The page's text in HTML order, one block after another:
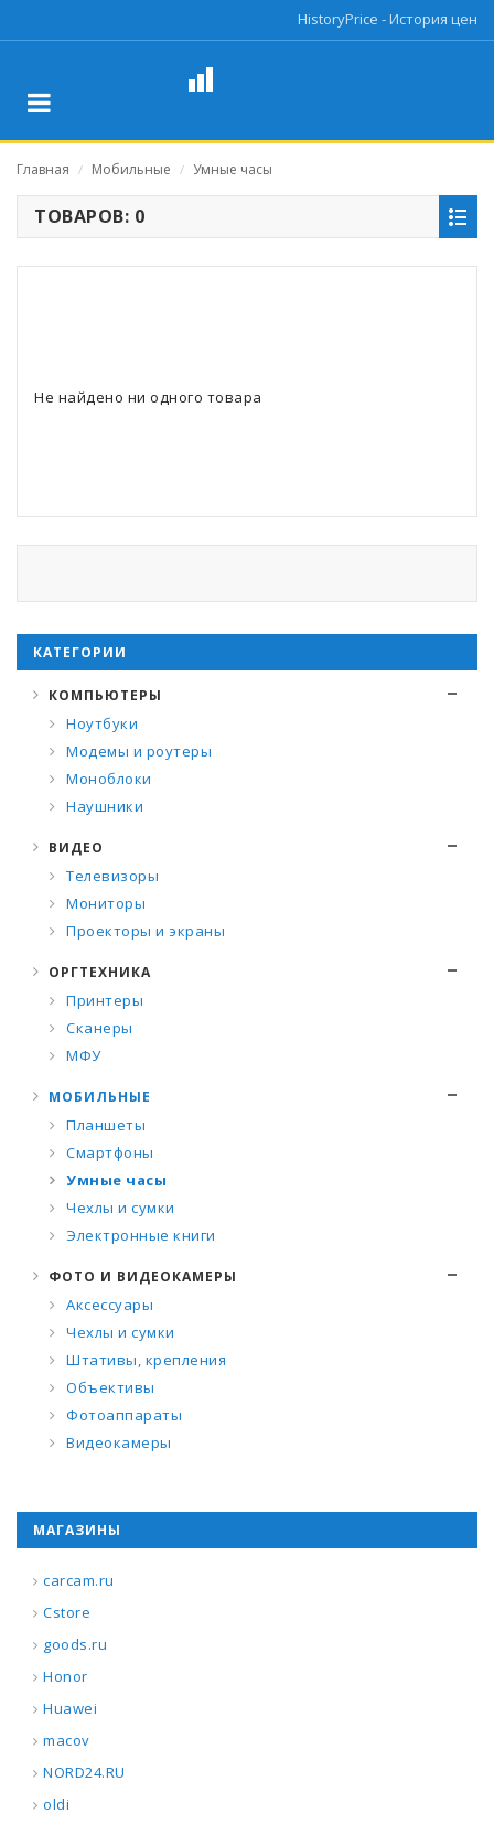
HistoryPrice - История цен
Главная / Мобильные / Умные часы
ТОВАРОВ: 0
Не найдено ни одного товара
КАТЕГОРИИ
КОМПЬЮТЕРЫ
Ноутбуки
Модемы и роутеры
Моноблоки
Наушники
ВИДЕО
Телевизоры
Мониторы
Проекторы и экраны
ОРГТЕХНИКА
Принтеры
Сканеры
МФУ
МОБИЛЬНЫЕ
Планшеты
Смартфоны
Умные часы
Чехлы и сумки
Электронные книги
ФОТО И ВИДЕОКАМЕРЫ
Аксессуары
Чехлы и сумки
Штативы, крепления
Объективы
Фотоаппараты
Видеокамеры
МАГАЗИНЫ
carcam.ru
Cstore
goods.ru
Honor
Huawei
macov
NORD24.RU
oldi